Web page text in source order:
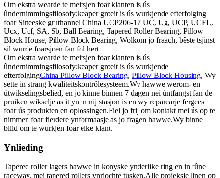
Om ekstra wearde te meitsjen foar klanten is ús
ûndernimmingsfilosofy;keaper groeit is ús wurkjende efterfolging
foar Sineeske gruthannel China UCP206-17 UC, Ug, UCP, UCFL,
Ucx, Ucf, SA, Sb, Ball Bearing, Tapered Roller Bearing, Pillow
Block House, Pillow Block Bearing, Wolkom jo fraach, bêste tsjinst
sil wurde foarsjoen fan fol hert.
Om ekstra wearde te meitsjen foar klanten is ús
ûndernimmingsfilosofy;keaper groeit is ús wurkjende
efterfolgingChina Pillow Block Bearing, Pillow Block Housing, Wy
sette in strang kwaliteitskontrôlesysteem.Wy hawwe werom- en
útwikselingsbelied, en jo kinne binnen 7 dagen nei ûntfangst fan de
pruiken wikselje as it yn in nij stasjon is en wy reparearje fergees
foar ús produkten en oplossingen.Fiel jo frij om kontakt mei ús op te
nimmen foar fierdere ynformaasje as jo fragen hawwe.Wy binne
bliid om te wurkjen foar elke klant.
Ynlieding
Tapered roller lagers hawwe in konyske ynderlike ring en in rûne
raceway, mei tapered rollers ynrjochte tusken.Alle projeksje linen op